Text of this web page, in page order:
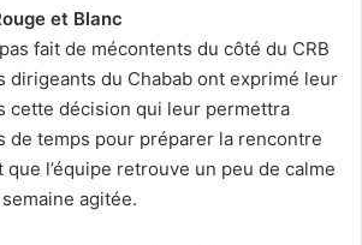
et Blanc
fait de mécontents du côté du CRB
dirigeants du Chabab ont exprimé leur
cette décision qui leur permettra
de temps pour préparer la rencontre
l’équipe retrouve un peu de calme
agitée.